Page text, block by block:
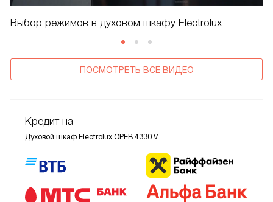
Выбор режимов в духовом шкафу Electrolux
ПОСМОТРЕТЬ ВСЕ ВИДЕО
Кредит на
Духовой шкаф Electrolux OPEB 4330 V